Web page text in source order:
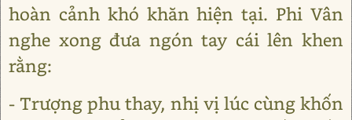
hoàn cảnh khó khăn hiện tại. Phi Vân
nghe xong đưa ngón tay cái lên khen
rằng:
- Trượng phu thay, nhị vị lúc cùng khốn